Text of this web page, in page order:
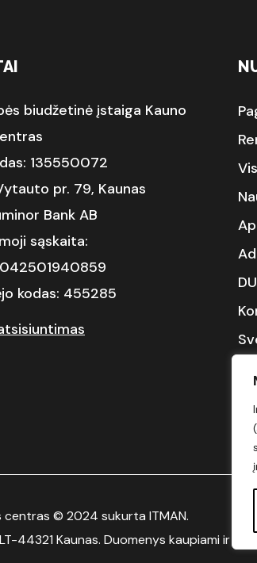
biudžetinė įstaiga Kauno
135550072
pr. 79, Kaunas
Bank AB
sąskaita:
kodas: 455285
centras © 2024 sukurta ITMAN.
44321 Kaunas. Duomenys kaupiami ir